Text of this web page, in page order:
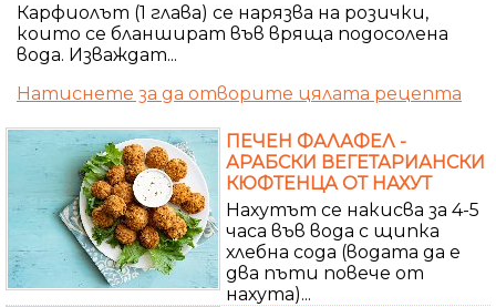
Карфиолът (1 глава) се нарязва на розички,
които се бланшират във вряща подосолена
вода. Изваждат...
Натиснете за да отворите цялата рецепта
ПЕЧЕН ФАЛАФЕЛ -
АРАБСКИ ВЕГЕТАРИАНСКИ
КЮФТЕНЦА ОТ НАХУТ
Нахутът се накисва за 4-5
часа във вода с щипка
хлебна сода (водата да е
два пъти повече от
нахута)...